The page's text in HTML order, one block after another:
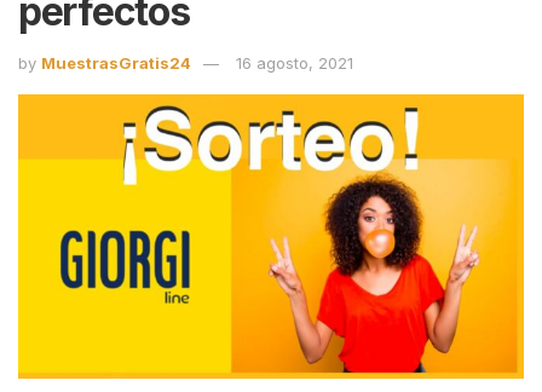
perfectos
by MuestrasGratis24 16 agosto, 2021